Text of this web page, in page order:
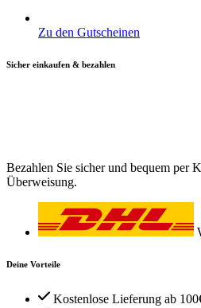
Zu den Gutscheinen
Sicher einkaufen & bezahlen
Bezahlen Sie sicher und bequem per
Überweisung.
Deine Vorteile
Kostenlose Lieferung ab